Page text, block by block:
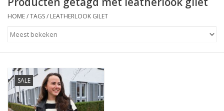
Schoenen
Sieraden
Accessoires
HOME/TAGS/ LEATHERLOOK GILET
SALE